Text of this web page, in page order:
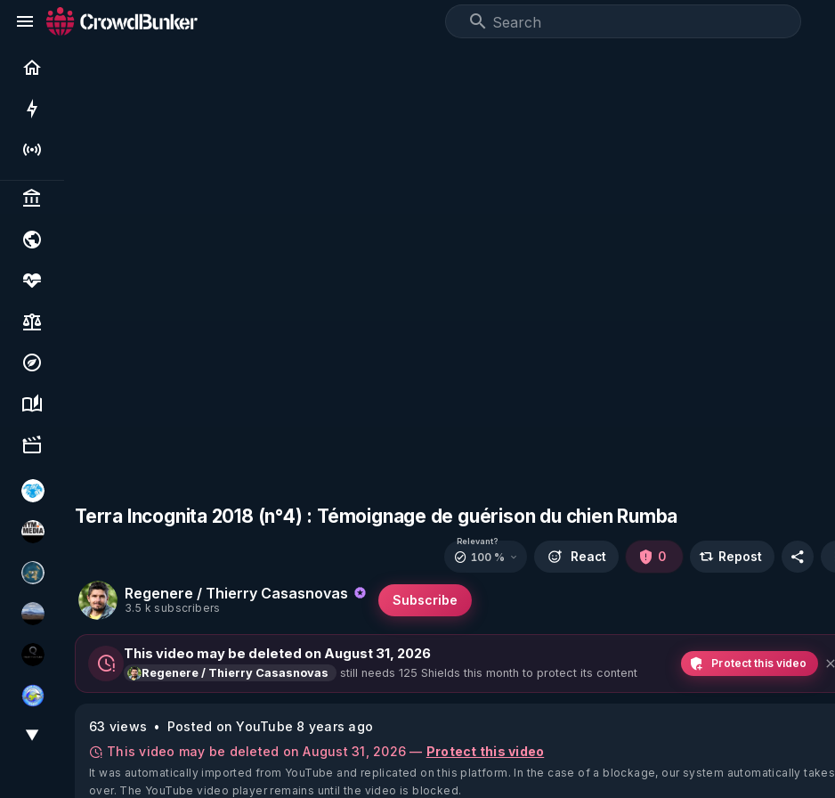
Live
Politics & institutions
Society, justice & freedoms
Economy, environment & technology
Science, history & spirituality
Culture, media & entertainment
A.D.N.M
HYM.MEDIA
Réinformation sur le monde
michel lanceur alerte
La vérité
Tonton Posture Débrief
▼
Terra Incognita 2018 (n°4) : Témoignage de guérison du chien Rumba
Regenere / Thierry Casasnovas
3.5 k subscribers
Subscribe
Relevant?
100 % React 0 Repost
This video may be deleted on August 31, 2026
Regenere / Thierry Casasnovas still needs 125 Shields this month to protect its content
Protect this video
63 views
Posted on YouTube 8 years ago
This video may be deleted on August 31, 2026 — Protect this video
It was automatically imported from YouTube and replicated on this platform. In the case of a blockage, our system automatically takes
over. The YouTube video player remains until the video is blocked.